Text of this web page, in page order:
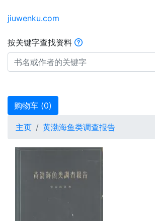
jiuwenku.com
按关键字查找资料
购物车 (0)
主页 黄渤海鱼类调查报告